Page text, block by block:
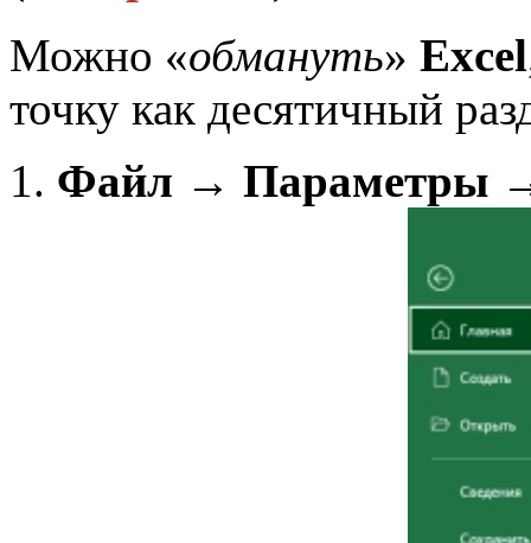
Можно «обмануть» Excel
точку как десятичный
Файл → Параметры →